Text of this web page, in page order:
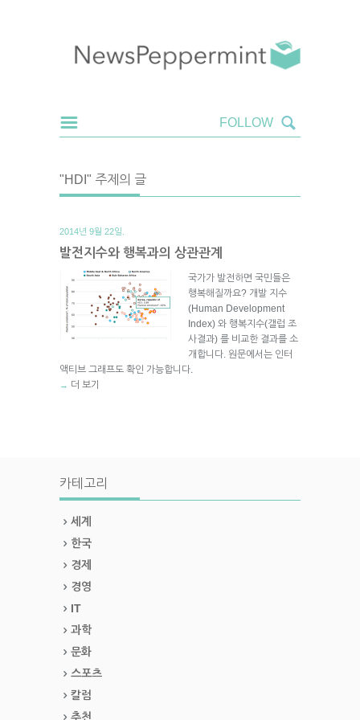
"HDI" 주제의 글
2014년 9월 22일.
발전지수와 행복과의 상관관계
국가가 발전하면 국민들은
행복해질까요? 개발 지수
(Human Development
Index) 와 행복지수(갤럽 조
사결과) 를 비교한 결과를 소
개합니다. 원문에서는 인터
액티브 그래프도 확인 가능합니다.
→ 더 보기
카테고리
세계
한국
경제
경영
IT
과학
문화
스포츠
칼럼
추천